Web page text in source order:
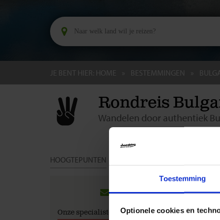
Toestemming
Optionele cookies en
JE BENT HIER: HOME BESTEMMINGEN
Rondreis
Wandelen door authentiek
HOOGTEPUNTEN
Onze specialisten
Ben je
reis